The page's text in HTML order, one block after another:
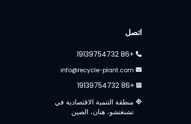
اتصل
+86 19139754732
info@recycle-plant.com
+86 19139754732
منطقة التنمية الاقتصادية في
تشنغتشو، هنان، الصين